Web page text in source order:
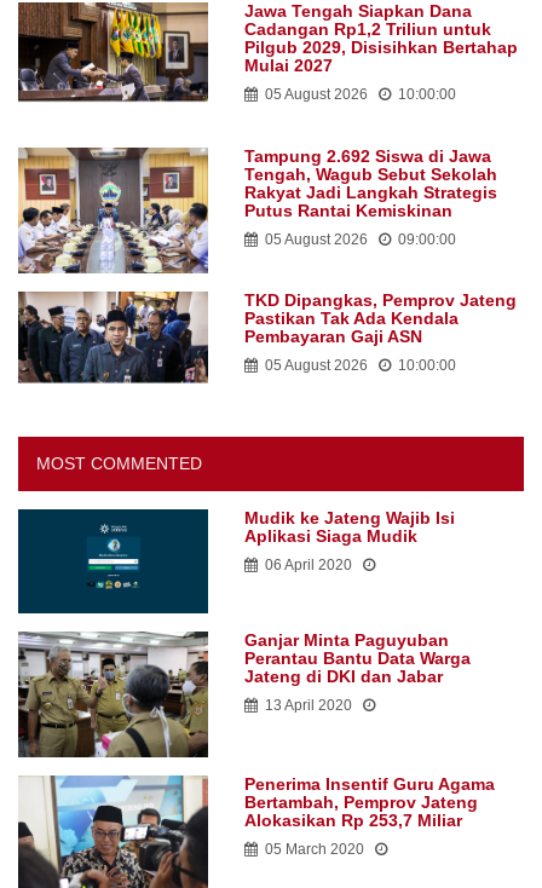
Jawa Tengah Siapkan Dana
Cadangan Rp1,2 Triliun untuk
Pilgub 2029, Disisihkan Bertahap
Mulai 2027
05 August 2026 10:00:00
Tampung 2.692 Siswa di Jawa
Tengah, Wagub Sebut Sekolah
Rakyat Jadi Langkah Strategis
Putus Rantai Kemiskinan
05 August 2026 09:00:00
TKD Dipangkas, Pemprov Jateng
Pastikan Tak Ada Kendala
Pembayaran Gaji ASN
05 August 2026 10:00:00
MOST COMMENTED
Mudik ke Jateng Wajib Isi
Aplikasi Siaga Mudik
06 April 2020
Ganjar Minta Paguyuban
Perantau Bantu Data Warga
Jateng di DKI dan Jabar
13 April 2020
Penerima Insentif Guru Agama
Bertambah, Pemprov Jateng
Alokasikan Rp 253,7 Miliar
05 March 2020